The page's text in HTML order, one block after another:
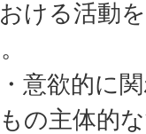
ける活動
意欲的に
の主体的